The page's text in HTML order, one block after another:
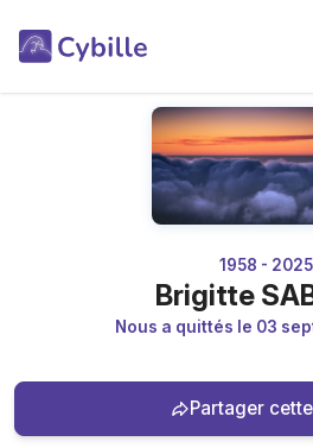
1958 - 2025
Brigitte
Nous a quittés le 03
Partager